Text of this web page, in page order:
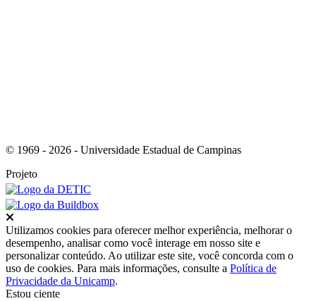
© 1969 - 2026 - Universidade Estadual de Campinas
Projeto
Utilizamos cookies para oferecer melhor experiência, melhorar o
desempenho, analisar como você interage em nosso site e
personalizar conteúdo. Ao utilizar este site, você concorda com o
uso de cookies. Para mais informações, consulte a Política de
Privacidade da Unicamp.
Estou ciente